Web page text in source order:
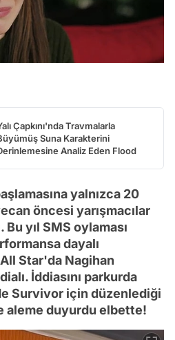
Çapkını'nda Travmalarla
Suna Karakterini
Analiz Eden Flood
yalnızca 20
öncesi yarışmacılar
yıl SMS oylaması
dayalı
Star'da Nagihan
İddiasını parkurda
Survivor için düzenlediği
aleme duyurdu elbette!